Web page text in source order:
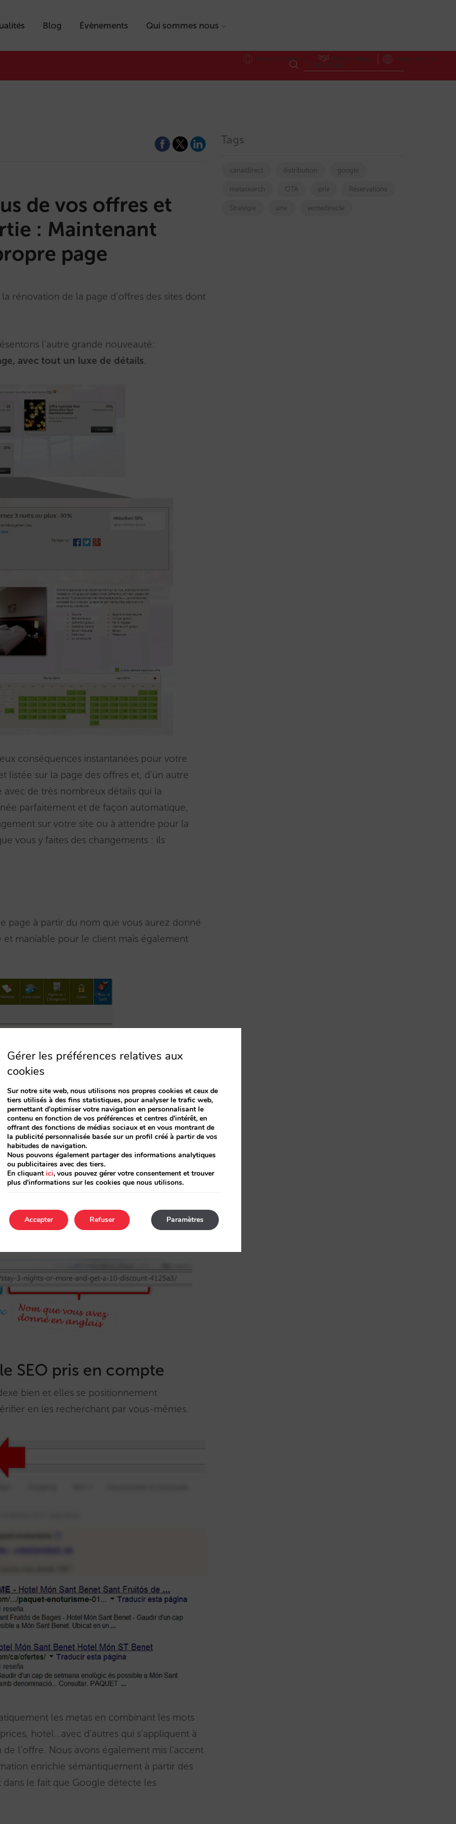
Blog Évènements Qui sommes nous
Accès Hôteliers Partnerships International
de vos offres et
: Maintenant
page
rénovation de la page d’offres des sites dont
l’autre grande nouveauté:
avec tout un luxe de détails.
conséquences instantanées pour votre
sur la page des offres et, d’un autre
de très nombreux détails qui la
parfaitement et de façon automatique,
sur votre site ou à attendre pour la
vous y faites des changements : ils
page à partir du nom que vous aurez donné
et maniable pour le client mais également
également. L’URL se formera en partie
et en partie avec le nom que vous lui aurez
mettre des titres et descriptions à vos offres
votre site).
SEO pris en compte
bien et elles se positionnement
en les recherchant par vous-mêmes.
les metas en combinant les mots
hotel…avec d’autres qui s’appliquent à
l’offre. Nous avons également mis l’accent
enrichie sémantiquement à partir des
le fait que Google détecte les
Tags
canaldirect distribution google
metasearch OTA prix Réservations
Stratégie une ventedirecte
Gérer les préférences relatives aux
cookies
Sur notre site web, nous utilisons nos propres cookies et ceux de
tiers utilisés à des fins statistiques, pour analyser le trafic web,
permettant d'optimiser votre navigation en personnalisant le
contenu en fonction de vos préférences et centres d'intérêt, en
offrant des fonctions de médias sociaux et en vous montrant de
la publicité personnalisée basée sur un profil créé à partir de vos
habitudes de navigation.
Nous pouvons également partager des informations analytiques
ou publicitaires avec des tiers.
En cliquant ici, vous pouvez gérer votre consentement et trouver
plus d'informations sur les cookies que nous utilisons.
Accepter Paramètres
Refuser